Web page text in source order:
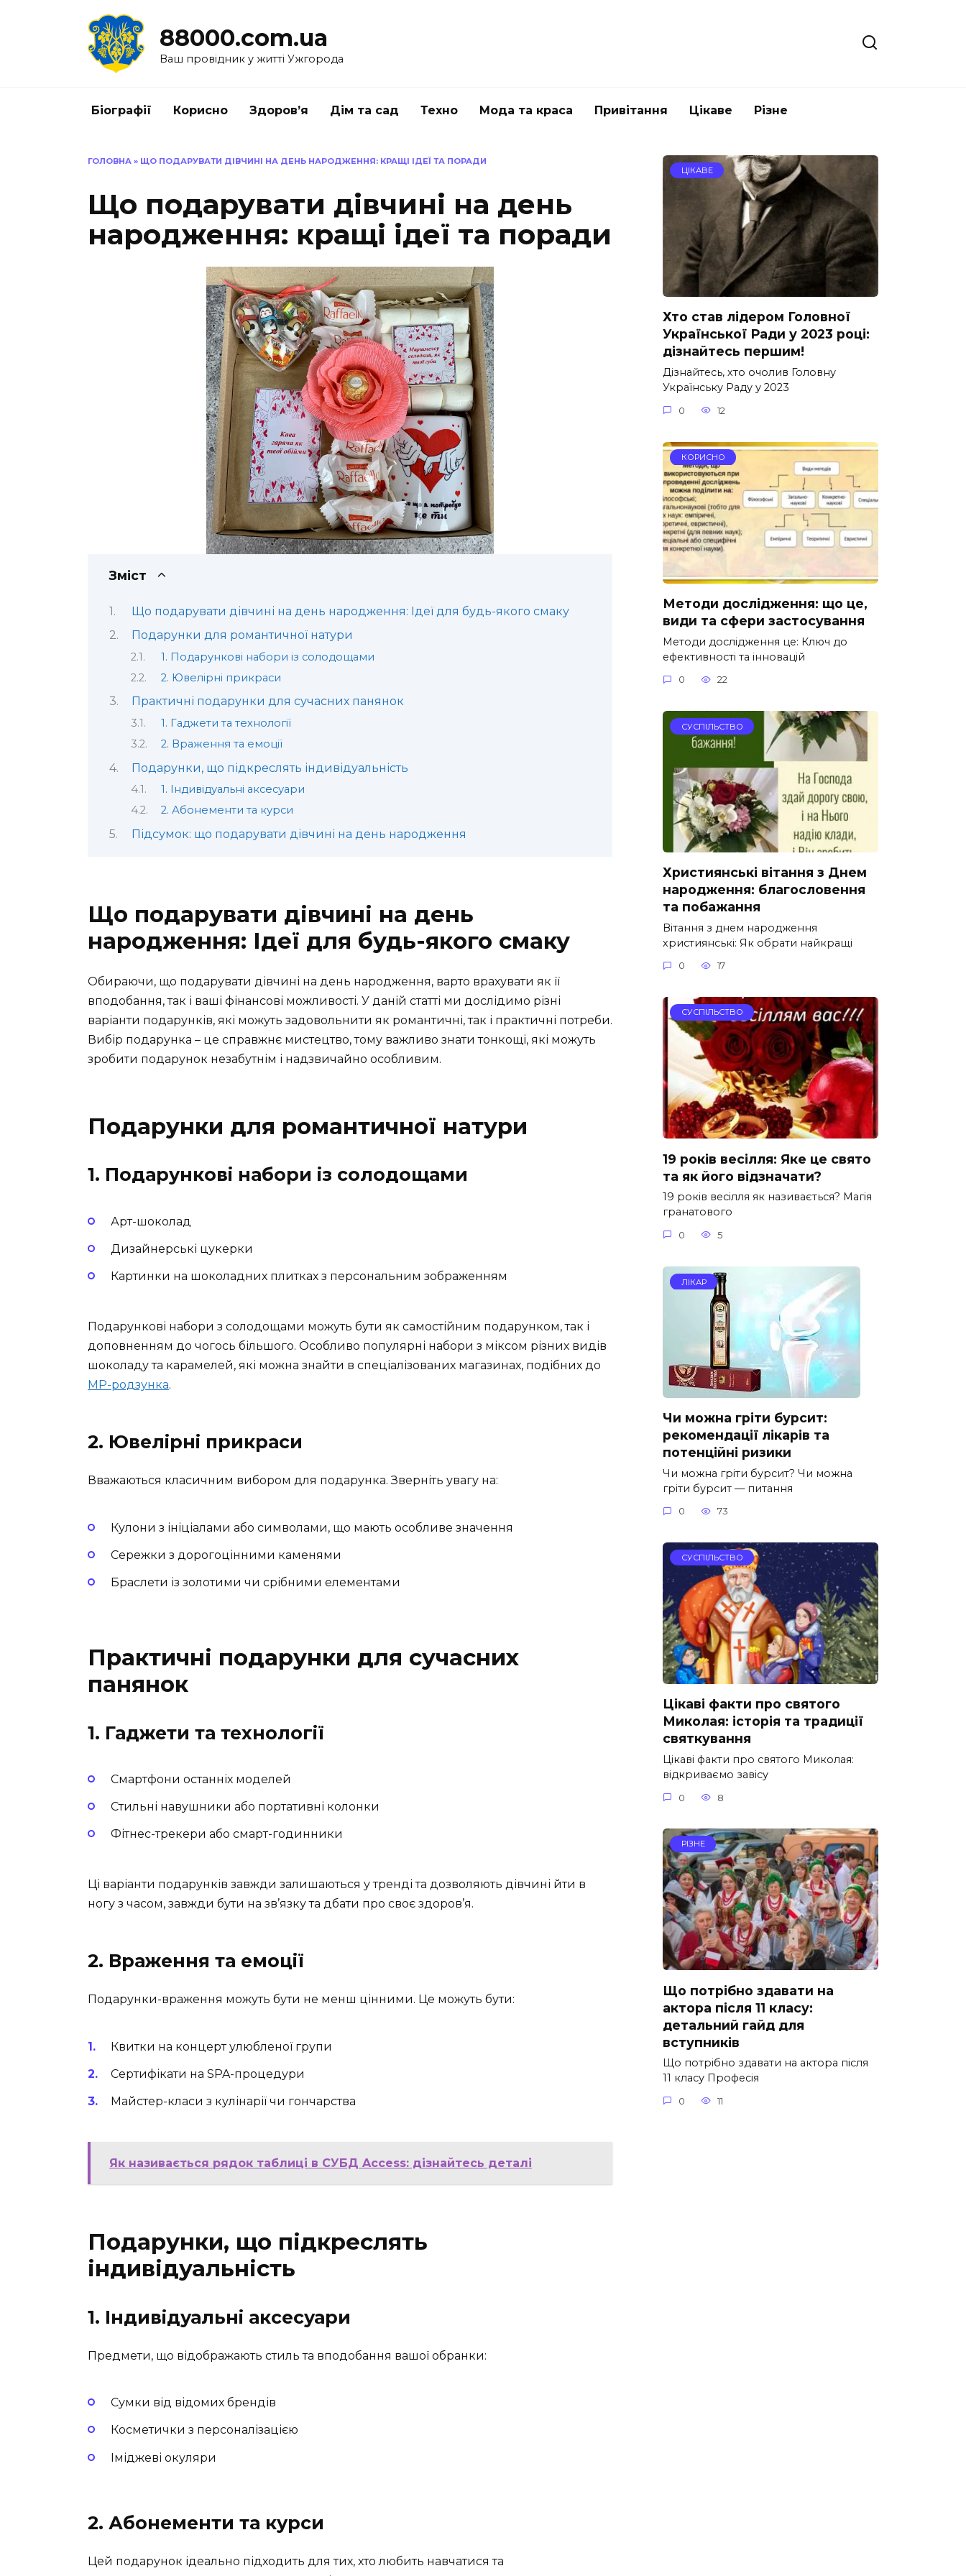
88000.com.ua
Ваш провідник у житті Ужгорода
Біографії Корисно Здоров’я Дім та сад Техно Мода та краса Привітання Цікаве Різне
ГОЛОВНА » ЩО ПОДАРУВАТИ ДІВЧИНІ НА ДЕНЬ НАРОДЖЕННЯ: КРАЩІ ІДЕЇ ТА ПОРАДИ
Що подарувати дівчині на день
народження: кращі ідеї та поради
Зміст
Що подарувати дівчині на день народження: Ідеї для будь-якого смаку
Подарунки для романтичної натури
1. Подарункові набори із солодощами
2. Ювелірні прикраси
Практичні подарунки для сучасних панянок
1. Гаджети та технології
2. Враження та емоції
Подарунки, що підкреслять індивідуальність
1. Індивідуальні аксесуари
2. Абонементи та курси
Підсумок: що подарувати дівчині на день народження
Що подарувати дівчині на день
народження: Ідеї для будь-якого смаку
Обираючи, що подарувати дівчині на день народження, варто врахувати як її
вподобання, так і ваші фінансові можливості. У даній статті ми дослідимо різні
варіанти подарунків, які можуть задовольнити як романтичні, так і практичні потреби.
Вибір подарунка – це справжнє мистецтво, тому важливо знати тонкощі, які можуть
зробити подарунок незабутнім і надзвичайно особливим.
Подарунки для романтичної натури
1. Подарункові набори із солодощами
Арт-шоколад
Дизайнерські цукерки
Картинки на шоколадних плитках з персональним зображенням
Подарункові набори з солодощами можуть бути як самостійним подарунком, так і
доповненням до чогось більшого. Особливо популярні набори з міксом різних видів
шоколаду та карамелей, які можна знайти в спеціалізованих магазинах, подібних до
MP-родзунка.
2. Ювелірні прикраси
Вважаються класичним вибором для подарунка. Зверніть увагу на:
Кулони з ініціалами або символами, що мають особливе значення
Сережки з дорогоцінними каменями
Браслети із золотими чи срібними елементами
Практичні подарунки для сучасних
панянок
1. Гаджети та технології
Смартфони останніх моделей
Стильні навушники або портативні колонки
Фітнес-трекери або смарт-годинники
Ці варіанти подарунків завжди залишаються у тренді та дозволяють дівчині йти в
ногу з часом, завжди бути на зв’язку та дбати про своє здоров’я.
2. Враження та емоції
Подарунки-враження можуть бути не менш цінними. Це можуть бути:
Квитки на концерт улюбленої групи
Сертифікати на SPA-процедури
Майстер-класи з кулінарії чи гончарства
Як називається рядок таблиці в СУБД Access: дізнайтесь деталі
Подарунки, що підкреслять
індивідуальність
1. Індивідуальні аксесуари
Предмети, що відображають стиль та вподобання вашої обранки:
Сумки від відомих брендів
Косметички з персоналізацією
Іміджеві окуляри
2. Абонементи та курси
Цей подарунок ідеально підходить для тих, хто любить навчатися та
ЦІКАВЕ
Хто став лідером Головної
Української Ради у 2023 році:
дізнайтесь першим!
Дізнайтесь, хто очолив Головну
Українську Раду у 2023
0 12
КОРИСНО
Методи дослідження: що це,
види та сфери застосування
Методи дослідження це: Ключ до
ефективності та інновацій
0 22
СУСПІЛЬСТВО
Християнські вітання з Днем
народження: благословення
та побажання
Вітання з днем народження
християнські: Як обрати найкращі
0 17
СУСПІЛЬСТВО
19 років весілля: Яке це свято
та як його відзначати?
19 років весілля як називається? Магія
гранатового
0 5
ЛІКАР
Чи можна гріти бурсит:
рекомендації лікарів та
потенційні ризики
Чи можна гріти бурсит? Чи можна
гріти бурсит — питання
0 73
СУСПІЛЬСТВО
Цікаві факти про святого
Миколая: історія та традиції
святкування
Цікаві факти про святого Миколая:
відкриваємо завісу
0 8
РІЗНЕ
Що потрібно здавати на
актора після 11 класу:
детальний гайд для
вступників
Що потрібно здавати на актора після
11 класу Професія
0 11